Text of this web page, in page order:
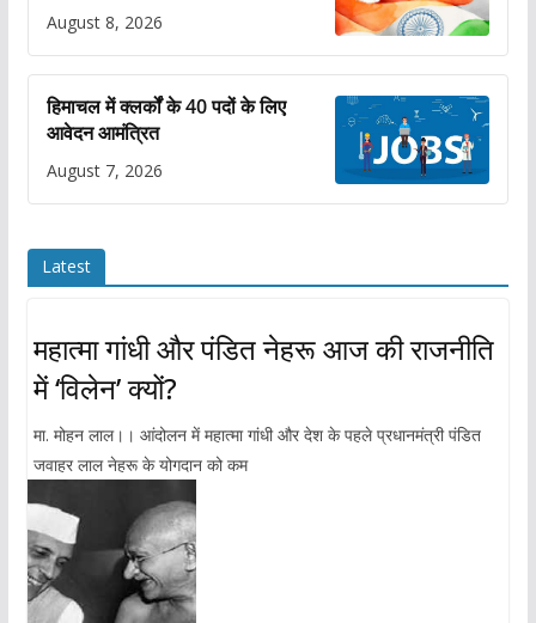
August 8, 2026
हिमाचल में क्लर्कों के 40 पदों के लिए
आवेदन आमंत्रित
August 7, 2026
Latest
महात्मा गांधी और पंडित नेहरू आज की राजनीति
में ‘विलेन’ क्यों?
मा. मोहन लाल।। आंदोलन में महात्मा गांधी और देश के पहले प्रधानमंत्री पंडित
जवाहर लाल नेहरू के योगदान को कम